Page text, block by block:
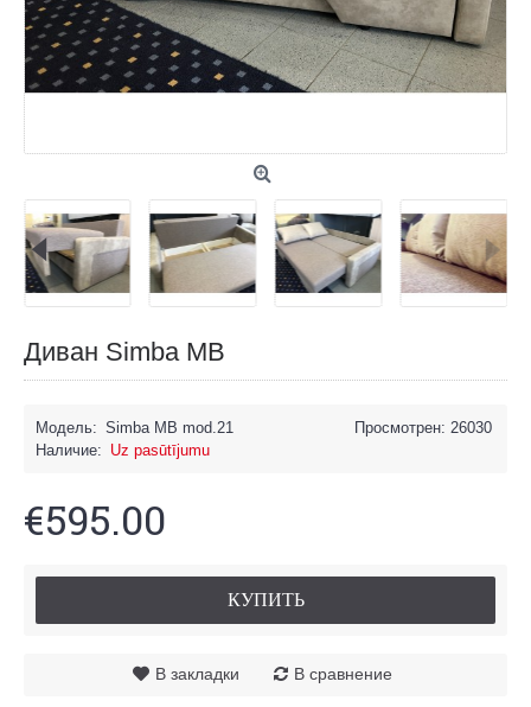
Диван Simba MB
Просмотрен: 26030
Модель: Simba MB mod.21
Наличие: Uz pasūtījumu
€595.00
КУПИТЬ
В закладки В сравнение